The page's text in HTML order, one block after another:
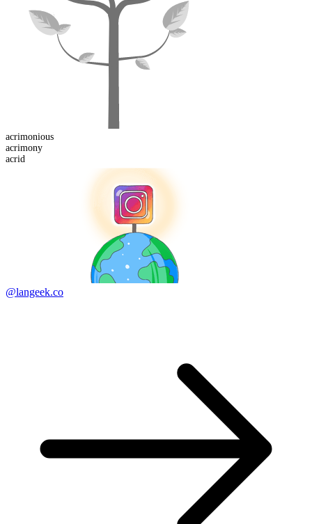
acrimonious
acrimony
acrid
@langeek.co